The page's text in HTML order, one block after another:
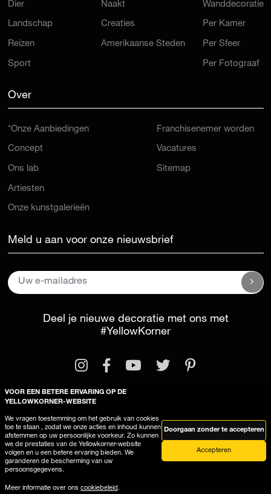
Dier
Landschap
Reizen
Sport
Naakt
Creaties
Amerikaanse Steden
Wanddecoratie
Per Kamer
Per Sfeer
Per Fotograaf
Over
*Onze Aanbiedingen
Concept
Ons lab
Artiesten
Onze kunstgalerieën
Franchisenemer worden
Vacatures
Sitemap
Meld u aan voor onze nieuwsbrief
Deel je nieuwe decoratie met ons met
#YellowKorner
Wettelijke kennisgevingAlgemene voorwaarden
Deze site gebruikt cookies
VOOR EEN BETERE ERVARING OP DE
YELLOWKORNER-WEBSITE
We vragen toestemming om het gebruik van cookies
toe te staan , zodat we onze acties en inhoud kunnen
afstemmen op uw persoonlijke voorkeur. Zo kunnen
we de prestaties van de Yellowkorner-website
volgen en u een betere ervaring bieden. We
garanderen de bescherming van uw
persoonsgegevens.
Meer informatie over ons cookiebeleid.
Doorgaan zonder te accepteren
Accepteren